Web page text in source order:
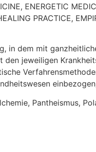
ENERGETIC
PRACTICE,
in dem mit
jeweiligen
Pantheismus,